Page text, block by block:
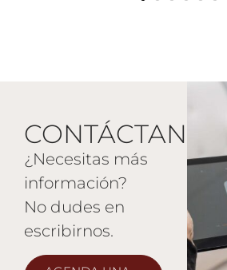
CONTÁCTANOS
¿Necesitas más
información?
No dudes en
escribirnos.